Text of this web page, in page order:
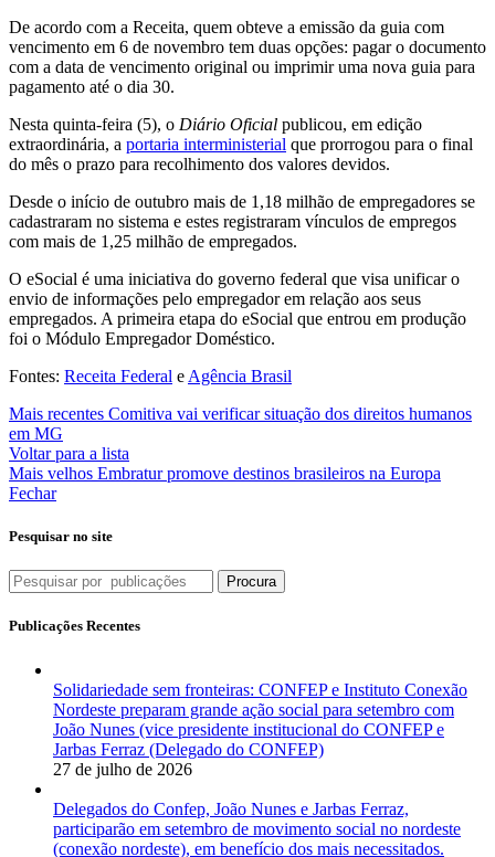
De acordo com a Receita, quem obteve a emissão da guia com
vencimento em 6 de novembro tem duas opções: pagar o documento
com a data de vencimento original ou imprimir uma nova guia para
pagamento até o dia 30.
Nesta quinta-feira (5), o Diário Oficial publicou, em edição
extraordinária, a portaria interministerial que prorrogou para o final
do mês o prazo para recolhimento dos valores devidos.
Desde o início de outubro mais de 1,18 milhão de empregadores se
cadastraram no sistema e estes registraram vínculos de empregos
com mais de 1,25 milhão de empregados.
O eSocial é uma iniciativa do governo federal que visa unificar o
envio de informações pelo empregador em relação aos seus
empregados. A primeira etapa do eSocial que entrou em produção
foi o Módulo Empregador Doméstico.
Fontes: Receita Federal e Agência Brasil
Mais recentes Comitiva vai verificar situação dos direitos humanos
em MG
Voltar para a lista
Mais velhos Embratur promove destinos brasileiros na Europa
Fechar
Pesquisar no site
Procura
Publicações Recentes
Solidariedade sem fronteiras: CONFEP e Instituto Conexão
Nordeste preparam grande ação social para setembro com
João Nunes (vice presidente institucional do CONFEP e
Jarbas Ferraz (Delegado do CONFEP)
27 de julho de 2026
Delegados do Confep, João Nunes e Jarbas Ferraz,
participarão em setembro de movimento social no nordeste
(conexão nordeste), em benefício dos mais necessitados.